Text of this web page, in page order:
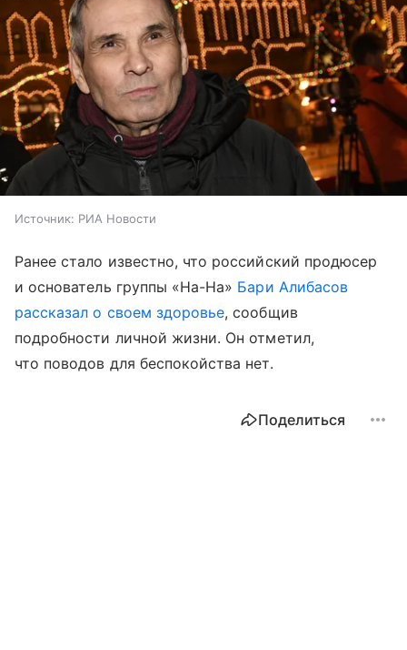
Источник: РИА Новости
Ранее стало известно, что российский продюсер
и основатель группы «На-На» Бари Алибасов
рассказал о своем здоровье, сообщив
подробности личной жизни. Он отметил,
что поводов для беспокойства нет.
Поделиться